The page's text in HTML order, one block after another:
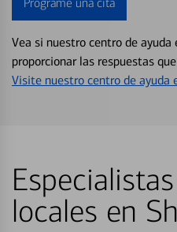
Programe una cita
Vea si nuestro centro de ayuda
proporcionar las respuestas
Visite nuestro centro de ayuda
locales en